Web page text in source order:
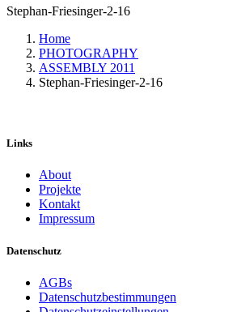
Stephan-Friesinger-2-16
Home
PHOTOGRAPHY
ASSEMBLY 2011
Stephan-Friesinger-2-16
Links
About
Projekte
Kontakt
Impressum
Datenschutz
AGBs
Datenschutzbestimmungen